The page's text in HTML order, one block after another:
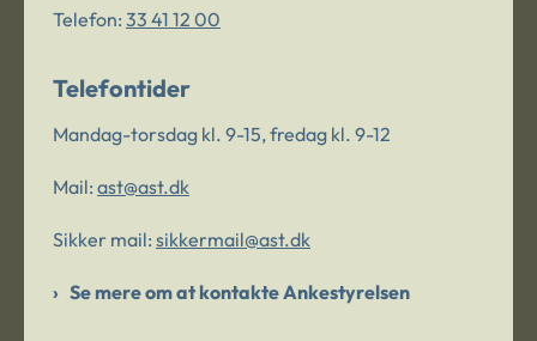
Telefon: 33 41 12 00
Telefontider
Mandag-torsdag kl. 9-15, fredag kl. 9-12
Mail: ast@ast.dk
Sikker mail: sikkermail@ast.dk
Se mere om at kontakte Ankestyrelsen